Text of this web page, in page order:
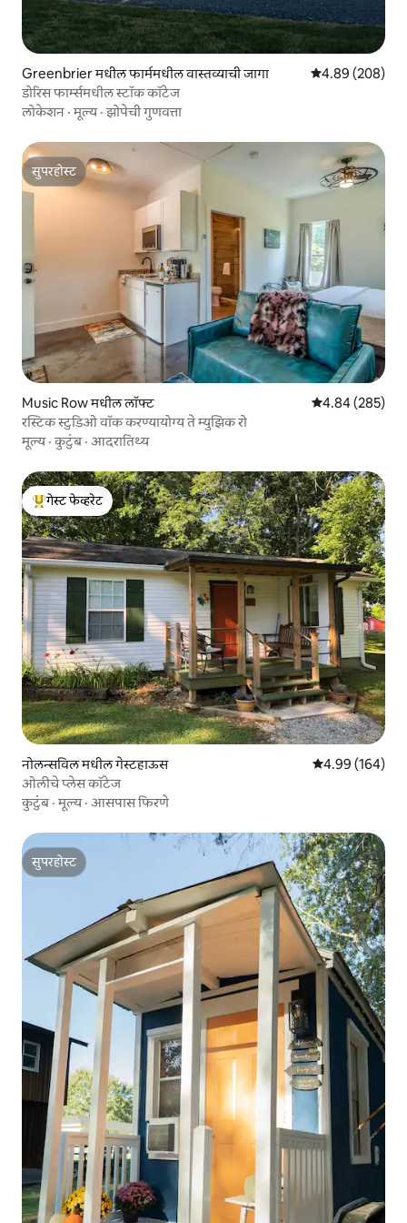
Greenbrier मधील फार्ममधील वास्तव्याची जागा 5 पैकी 4.89
4.89 (208)
डोरिस फार्म्समधील स्टॉक कॉटेज
लोकेशन ·मूल्य·झोपेची गुणवत्ता
सुपरहोस्ट
सुपरहोस्ट
Music Row मधील लॉफ्ट 5 पैकी 4.84
4.84 (285)
रस्टिक स्टुडिओ वॉक करण्यायोग्य ते म्युझिक रो
मूल्य·कुटुंब· आदरातिथ्य
टॉप गेस्ट फेव्हरेट
गेस्ट फेव्हरेट
नोलन्सविल मधील गेस्टहाऊस 5 पैकी 4.99
4.99 (164)
ओलीचे प्लेस कॉटेज
कुटुंब·मूल्य· आसपास फिरणे
सुपरहोस्ट
सुपरहोस्ट